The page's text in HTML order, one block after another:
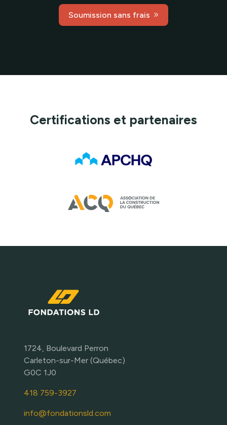
Soumission sans frais
Certifications et partenaires
1724, Boulevard Perron
Carleton-sur-Mer (Québec)
G0C 1J0
418 759-3927
info@fondationsld.com